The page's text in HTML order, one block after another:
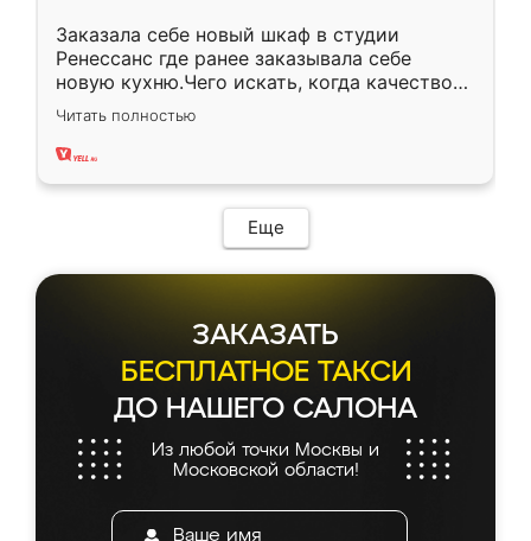
Заказала себе новый шкаф в студии
Ренессанс где ранее заказывала себе
новую кухню.Чего искать, когда качеством
вполне довольна. Служит кухня уже почти
два года, нареканий нет.
Читать полностью
Еще
ЗАКАЗАТЬ
БЕСПЛАТНОЕ ТАКСИ
ДО НАШЕГО САЛОНА
Из любой точки Москвы и
Московской области!